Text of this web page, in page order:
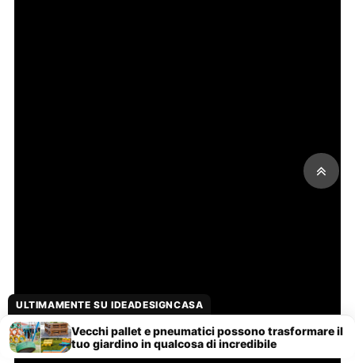
ULTIMAMENTE SU IDEADESIGNCASA
Vecchi pallet e pneumatici possono trasformare il
tuo giardino in qualcosa di incredibile